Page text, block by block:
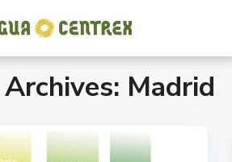
Madrid